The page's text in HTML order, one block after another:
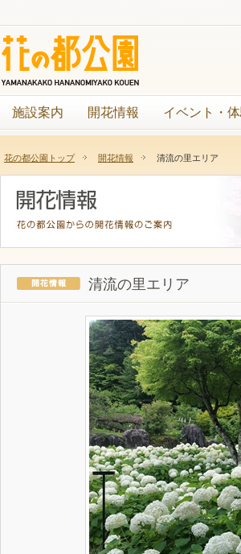
施設案内 開花情報 イベント・
花の都公園トップ 開花情報 清流の里エリア
清流の里エリア